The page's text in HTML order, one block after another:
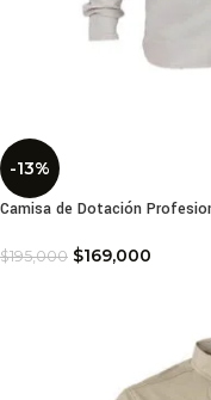
-13%
Camisa de Dotación
$195,000 $169,000